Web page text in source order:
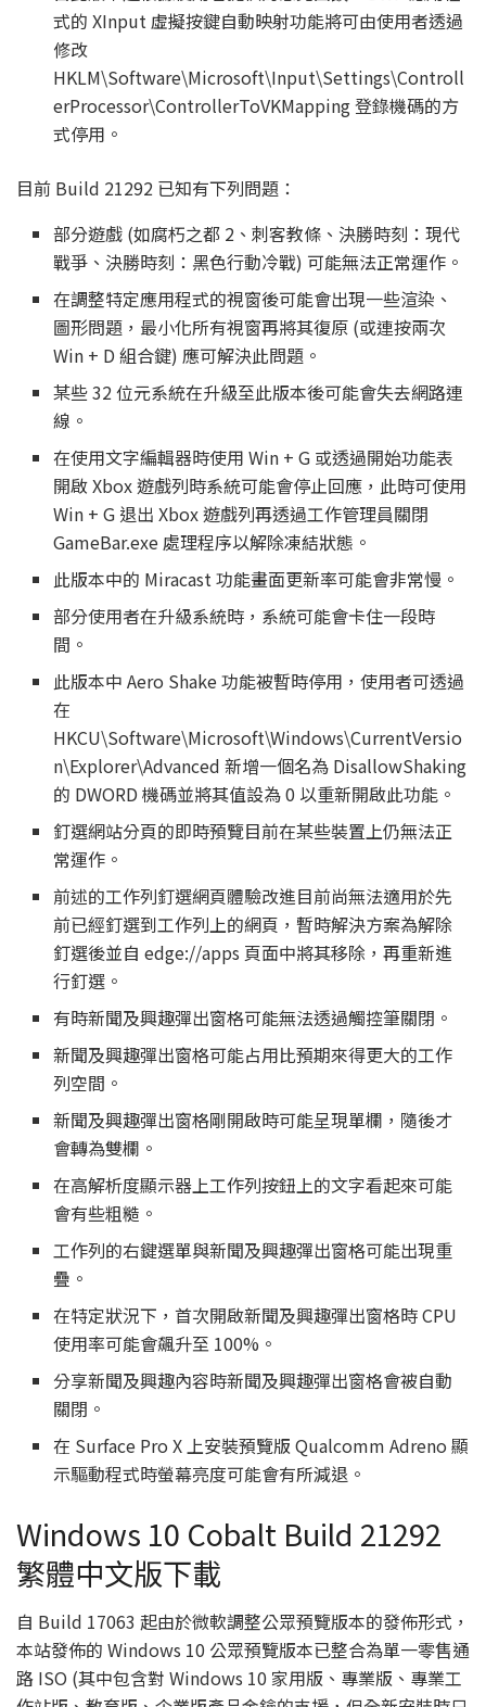
式的 XInput 虛擬按鍵自動映射功能將可由使用者透過
修改
HKLM\Software\Microsoft\Input\Settings\Controll
erProcessor\ControllerToVKMapping 登錄機碼的方
式停用。
目前 Build 21292 已知有下列問題：
部分遊戲 (如腐朽之都 2、刺客教條、決勝時刻：現代
戰爭、決勝時刻：黑色行動冷戰) 可能無法正常運作。
在調整特定應用程式的視窗後可能會出現一些渲染、
圖形問題，最小化所有視窗再將其復原 (或連按兩次
Win + D 組合鍵) 應可解決此問題。
某些 32 位元系統在升級至此版本後可能會失去網路連
線。
在使用文字編輯器時使用 Win + G 或透過開始功能表
開啟 Xbox 遊戲列時系統可能會停止回應，此時可使用
Win + G 退出 Xbox 遊戲列再透過工作管理員關閉
GameBar.exe 處理程序以解除凍結狀態。
此版本中的 Miracast 功能畫面更新率可能會非常慢。
部分使用者在升級系統時，系統可能會卡住一段時
間。
此版本中 Aero Shake 功能被暫時停用，使用者可透過
在
HKCU\Software\Microsoft\Windows\CurrentVersio
n\Explorer\Advanced 新增一個名為 DisallowShaking
的 DWORD 機碼並將其值設為 0 以重新開啟此功能。
釘選網站分頁的即時預覽目前在某些裝置上仍無法正
常運作。
前述的工作列釘選網頁體驗改進目前尚無法適用於先
前已經釘選到工作列上的網頁，暫時解決方案為解除
釘選後並自 edge://apps 頁面中將其移除，再重新進
行釘選。
有時新聞及興趣彈出窗格可能無法透過觸控筆關閉。
新聞及興趣彈出窗格可能占用比預期來得更大的工作
列空間。
新聞及興趣彈出窗格剛開啟時可能呈現單欄，隨後才
會轉為雙欄。
在高解析度顯示器上工作列按鈕上的文字看起來可能
會有些粗糙。
工作列的右鍵選單與新聞及興趣彈出窗格可能出現重
疊。
在特定狀況下，首次開啟新聞及興趣彈出窗格時 CPU
使用率可能會飆升至 100%。
分享新聞及興趣內容時新聞及興趣彈出窗格會被自動
關閉。
在 Surface Pro X 上安裝預覽版 Qualcomm Adreno 顯
示驅動程式時螢幕亮度可能會有所減退。
Windows 10 Cobalt Build 21292
繁體中文版下載
自 Build 17063 起由於微軟調整公眾預覽版本的發佈形式，
本站發佈的 Windows 10 公眾預覽版本已整合為單一零售通
路 ISO (其中包含對 Windows 10 家用版、專業版、專業工